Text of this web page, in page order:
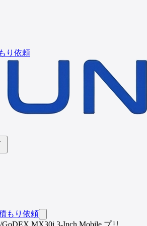
り依頼
もり依頼
/GoDEX MX30i 3-Inch Mobile プリ